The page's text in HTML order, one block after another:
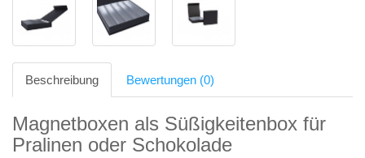
Beschreibung Bewertungen (0)
Magnetboxen als Süßigkeitenbox für
Pralinen oder Schokolade